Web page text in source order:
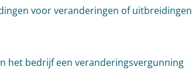
voor veranderingen of uitbreidingen
het bedrijf een veranderingsvergunning